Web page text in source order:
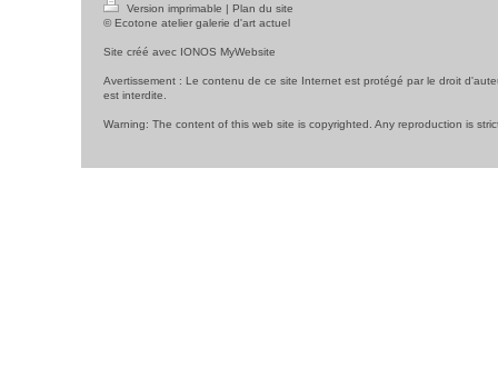
Version imprimable | Plan du site
© Ecotone atelier galerie d'art actuel
Site créé avec IONOS MyWebsite
Avertissement : Le contenu de ce site Internet est protégé par le droit
est interdite.
Warning: The content of this web site is copyrighted. Any reproduction is